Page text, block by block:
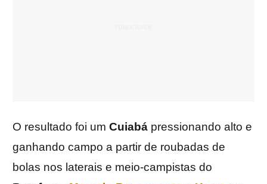
O resultado foi um Cuiabá pressionando alto e
ganhando campo a partir de roubadas de
bolas nos laterais e meio-campistas do